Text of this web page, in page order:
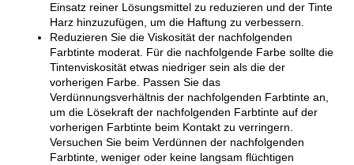
Einsatz reiner Lösungsmittel zu reduzieren und der Tinte
Harz hinzuzufügen, um die Haftung zu verbessern.
Reduzieren Sie die Viskosität der nachfolgenden
Farbtinte moderat. Für die nachfolgende Farbe sollte die
Tintenviskosität etwas niedriger sein als die der
vorherigen Farbe. Passen Sie das
Verdünnungsverhältnis der nachfolgenden Farbtinte an,
um die Lösekraft der nachfolgenden Farbtinte auf der
vorherigen Farbtinte beim Kontakt zu verringern.
Versuchen Sie beim Verdünnen der nachfolgenden
Farbtinte, weniger oder keine langsam flüchtigen